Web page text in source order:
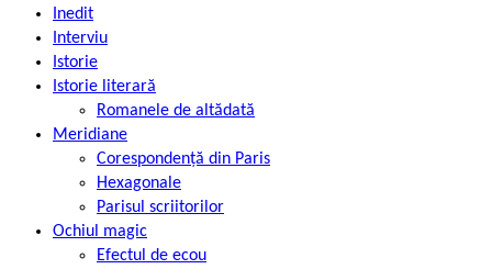
Inedit
Interviu
Istorie
Istorie literară
Romanele de altădată
Meridiane
Corespondență din Paris
Hexagonale
Parisul scriitorilor
Ochiul magic
Efectul de ecou